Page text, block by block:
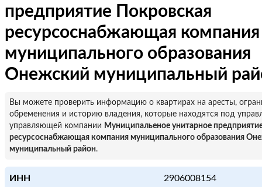
предприятие Покровская
ресурсоснабжающая компания
муниципального образования
Онежский муниципальный
Вы можете проверить информацию о квартирах на аресты,
обременения и историю владения, которые находятся под
управляющей компании Муниципальеное унитарное
ресурсоснабжающая компания муниципального образования
муниципальный район.
ИНН
2906008154